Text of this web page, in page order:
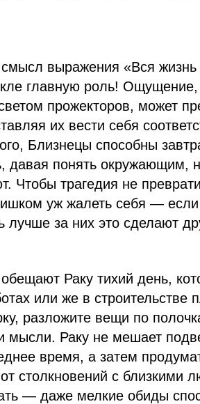
выражения «Вся
главную роль! Ощущение,
прожекторов, может
их вести себя
Близнецы способны
давая понять окружающим,
Чтобы трагедия не
уж жалеть себя —
лучше за них это сделают
Раку тихий день,
или же в строительстве
разложите вещи по
мысли. Раку не мешает
время, а затем
столкновений с близкими
— даже мелкие обиды